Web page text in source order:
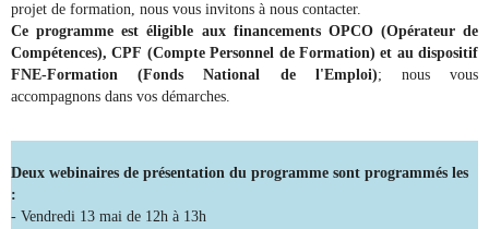
projet de formation, nous vous invitons à nous contacter.
Ce programme est éligible aux financements OPCO (Opérateur de
Compétences), CPF (Compte Personnel de Formation) et au dispositif
FNE-Formation (Fonds National de l'Emploi); nous vous
accompagnons dans vos démarches.
Deux webinaires de présentation du programme sont programmés les
:
- Vendredi 13 mai de 12h à 13h